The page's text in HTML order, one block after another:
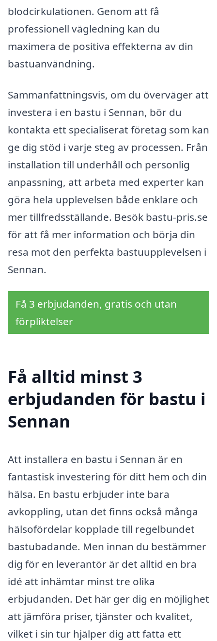
blodcirkulationen. Genom att få
professionell vägledning kan du
maximera de positiva effekterna av din
bastuanvändning.
Sammanfattningsvis, om du överväger att
investera i en bastu i Sennan, bör du
kontakta ett specialiserat företag som kan
ge dig stöd i varje steg av processen. Från
installation till underhåll och personlig
anpassning, att arbeta med experter kan
göra hela upplevelsen både enklare och
mer tillfredsställande. Besök bastu-pris.se
för att få mer information och börja din
resa mot den perfekta bastuupplevelsen i
Sennan.
Få 3 erbjudanden, gratis och utan
förpliktelser
Få alltid minst 3
erbjudanden för bastu i
Sennan
Att installera en bastu i Sennan är en
fantastisk investering för ditt hem och din
hälsa. En bastu erbjuder inte bara
avkoppling, utan det finns också många
hälsofördelar kopplade till regelbundet
bastubadande. Men innan du bestämmer
dig för en leverantör är det alltid en bra
idé att inhämtar minst tre olika
erbjudanden. Det här ger dig en möjlighet
att jämföra priser, tjänster och kvalitet,
vilket i sin tur hjälper dig att fatta ett